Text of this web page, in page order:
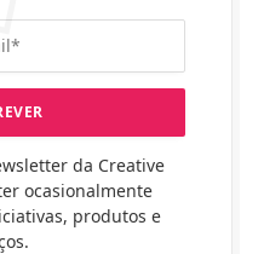
da Creative
ocasionalmente
produtos e